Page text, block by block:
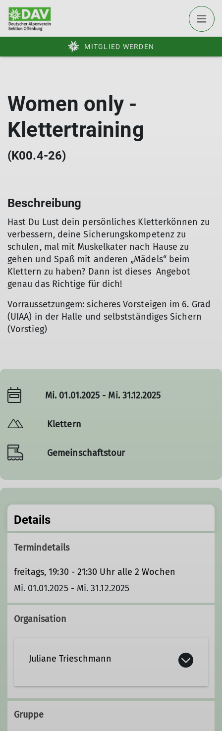
MITGLIED WERDEN
Women only -
Klettertraining
(K00.4-26)
Beschreibung
Hast Du Lust dein persönliches Kletterkönnen zu
verbessern, deine Sicherungskompetenz zu
schulen, mal mit Muskelkater nach Hause zu
gehen und Spaß mit anderen „Mädels“ beim
Klettern zu haben? Dann ist dieses Angebot
genau das Richtige für dich!
Vorraussetzungem: sicheres Vorsteigen im 6. Grad
(UIAA) in der Halle und selbstständiges Sichern
(Vorstieg)
Mi. 01.01.2025 - Mi. 31.12.2025
Klettern
Gemeinschaftstour
Details
Termindetails
freitags, 19:30 - 21:30 Uhr alle 2 Wochen
Mi. 01.01.2025 - Mi. 31.12.2025
Organisation
Juliane Trieschmann
Qualifikationen
Gruppe